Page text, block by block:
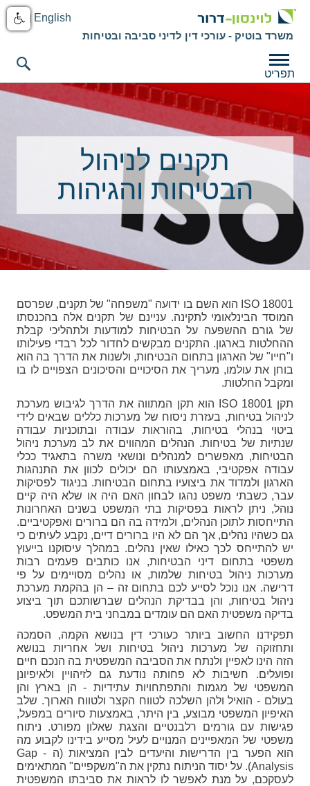
English
משרד בוטיק - עורכי דין לדיני סביבה ובטיחות
תפריט
תקנים לניהול
הבטיחות והגיהות
ISO 18001 הוא השם בו ידועה "משפחה" של תקנים, שפרסם
המוסד הבינלאומי לתקינה. עניינם של תקנים אלה בהכנסתו
של גורם ההשפעה על הבטיחות למודעות ולתהליכי קבלת
ההחלטות בארגון. התקנים מבקשים לחדור לכל רבדי פעילותו
ו"חייו" של הארגון בתחום הבטיחות, ולשנות את הדרך בה הוא
בוחן את עולמו, מעריך את הסיכויים והסיכונים הצפויים לו בו
ומקבל החלטות.
תקן ISO 18001 הוא תקן המתווה את הדרך לגיבוש מערכת
לניהול בטיחות, בעזרת ניסוח של מערכות כללים שבאים לידי
ביטוי בנהלי בטיחות, בהוראות עבודה ובתוכניות עבודה
שנתיות של בטיחות. הנהלים המהווים את לב מערכת ניהול
הבטיחות, מאפשרים למנהלים ונושאי משרה בתאגיד ככלי
עבודה אפקטיבי, באמצעותו הם יכולים לכוון את התנהגות
הארגון ולמדוד את ביצועיו בתחום הבטיחות. בניגוד לפסיקות
עבר, כשבתי משפט נהגו לבחון האם היה או שלא היה קיים
נוהל, ניתן לראות בפסיקות בתי המשפט בשנים האחרונות
התייחסות לתוכן הנהלים, ולמידה בה הם ברורים ואפקטיביים.
גם כשהיו נהלים, אך הם לא היו ברורים דיים, נקבע לעיתים כי
יש להתייחס לכך כאילו שאין נהלים. במהלך עיסוקנו בייעוץ
משפטי בתחום דיני הבטיחות, אנו כותבים פעמים רבות
מערכות ניהול בטיחות שלמות, או נהלים מסויימים על פי
דרישה. אנו נוכל לסייע לכם בתחום זה – הן בהקמת מערכת
ניהול בטיחות, והן בבדיקת הנהלים שברשותכם תוך ביצוע
בדיקה משפטית האם הם עומדים במבחני בית המשפט.
תפקידנו החשוב ביותר כעורכי דין בנושא הקמה, הסמכה
ותחזוקה של מערכות ניהול בטיחות ושל אחריות בנושא
הזה הינו לאפיין ולנתח את הסביבה המשפטית בה הנכם חיים
ופועלים. חשיבות לא פחותה נודעת גם לזיהויין ולאיפיונן
המשפטי של מגמות והתפתחויות עתידיות - הן בארץ והן
בעולם - הואיל ולהן השלכה לטווח הקצר ולטווח הארוך. שלב
האיפיון המשפטי מבוצע, בין היתר, באמצעות סיורים במפעל,
פגישות עם גורמים רלבנטיים והצגת שאלון מפורט. ניתוח
משפטי של המאפיינים המנויים לעיל מסייע בידינו לקבוע מה
הוא הפער בין הדרישות והיעדים לבין המציאות (ה - Gap
Analysis). על יסוד הניתוח נתקין את ה"משקפיים" המתאימים
לעסקכם, על מנת לאפשר לו לראות את סביבתו המשפטית